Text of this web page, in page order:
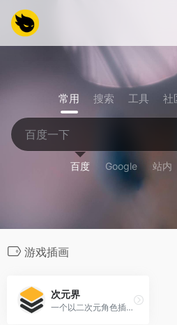
常用 搜索 工具 社
百度 Google 站内
游戏插画
次元界
一个以二次元角色插画为核心的网站。